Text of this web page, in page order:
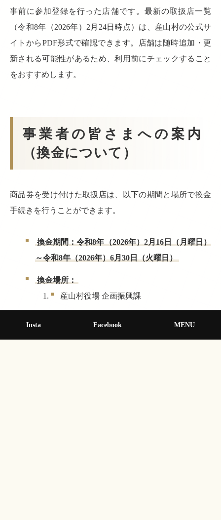
事前に参加登録を行った店舗です。最新の取扱店一覧
（令和8年（2026年）2月24日時点）は、産山村の公式サ
イトからPDF形式で確認できます。店舗は随時追加・更
新される可能性があるため、利用前にチェックすること
をおすすめします。
事業者の皆さまへの案内
（換金について）
商品券を受け付けた取扱店は、以下の期間と場所で換金
手続きを行うことができます。
換金期間：令和8年（2026年）2月16日（月曜日）
～令和8年（2026年）6月30日（火曜日）
換金場所：
産山村役場 企画振興課
熊本銀行（宮地支店、阿蘇支店）
Insta Facebook MENU